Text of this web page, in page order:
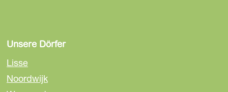
l
e
n
a
l
n
a
l
a
Unsere Dörfer
Lisse
Noordwijk